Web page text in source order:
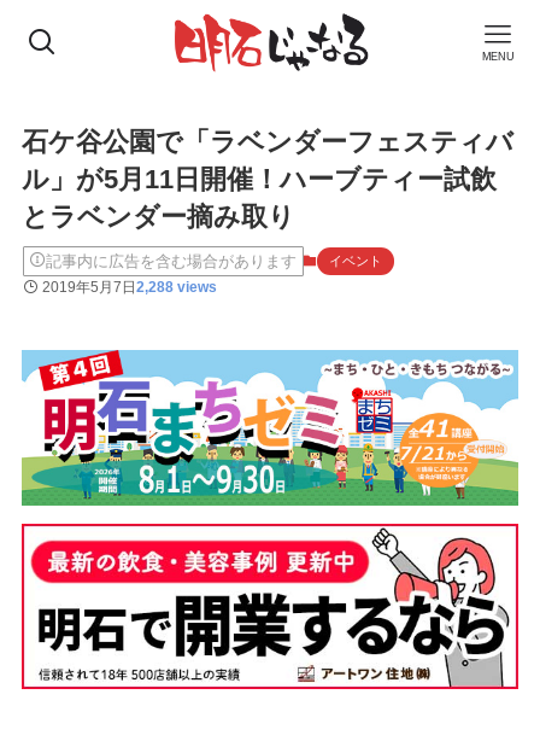
MENU
石ケ谷公園で「ラベンダーフェスティバ
ル」が5月11日開催！ハーブティー試飲
とラベンダー摘み取り
記事内に広告を含む場合があります イベント
2019年5月7日2,288 views